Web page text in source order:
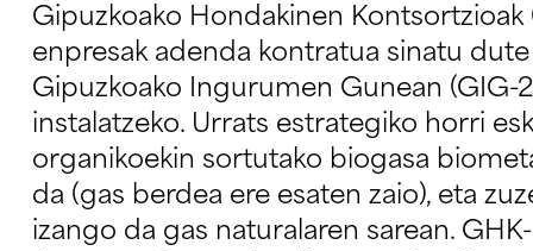
Gipuzkoako Hondakinen Kontsortzioak
enpresak adenda kontratua sinatu
Gipuzkoako Ingurumen Gunean (GIG-
instalatzeko. Urrats estrategiko horri
organikoekin sortutako biogasa
da (gas berdea ere esaten zaio), eta
izango da gas naturalaren sarean.